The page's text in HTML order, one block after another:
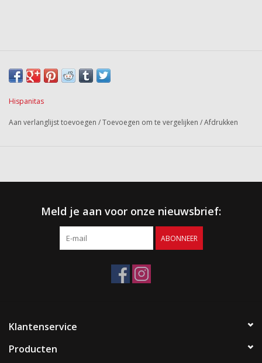
Hispanitas
Aan verlanglijst toevoegen /Toevoegen om te vergelijken /Afdrukken
Meld je aan voor onze nieuwsbrief:
ABONNEER
Klantenservice
Producten